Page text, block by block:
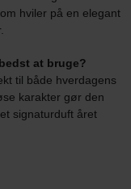
hviler på en elegant
at bruge?
til både hverdagens
karakter gør den
signaturduft året